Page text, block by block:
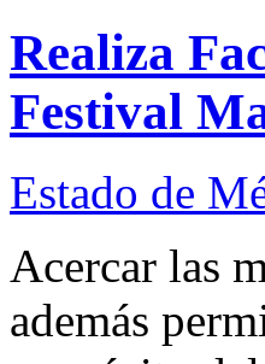
Realiza
Festival
Estado de
Acercar las
además